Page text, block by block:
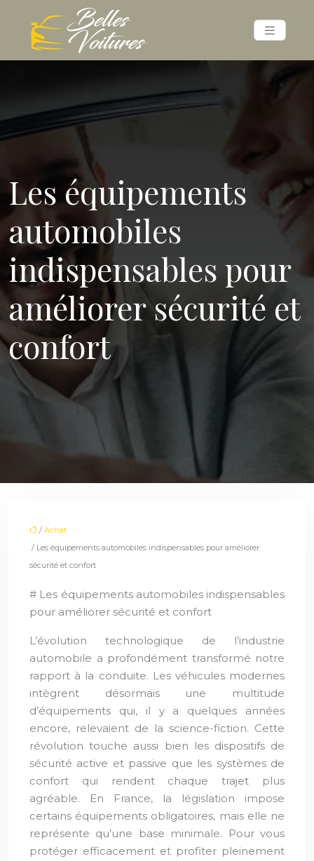
Les équipements
automobiles
indispensables pour
améliorer sécurité et
confort
/ Achat
/ Les équipements automobiles indispensables pour améliorer
sécurité et confort
# Les équipements automobiles indispensables
pour améliorer sécurité et confort
L’évolution technologique de l’industrie
automobile a profondément transformé notre
rapport à la conduite. Les véhicules modernes
intègrent désormais une multitude
d’équipements qui, il y a quelques années
encore, relevaient de la science-fiction. Cette
révolution touche aussi bien les dispositifs de
sécurité active et passive que les systèmes de
confort qui rendent chaque trajet plus
agréable. En France, la législation impose
certains équipements obligatoires, mais elle ne
représente qu’une base minimale. Pour vous
protéger efficacement et profiter pleinement